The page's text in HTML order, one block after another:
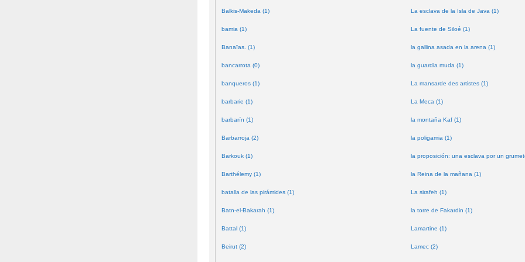
Balkis-Makeda (1)
bamia (1)
Banaïas. (1)
bancarrota (0)
banqueros (1)
barbarie (1)
barbarín (1)
Barbarroja (2)
Barkouk (1)
Barthélemy (1)
batalla de las pirámides (1)
Batn-el-Bakarah (1)
Battal (1)
Beirut (2)
La esclava de la Isla de Java (1)
La fuente de Siloé (1)
la gallina asada en la arena (1)
la guardia muda (1)
La mansarde des artistes (1)
La Meca (1)
la montaña Kaf (1)
la poligamia (1)
la proposición: una esclava por un
la Reina de la mañana (1)
La sirafeh (1)
la torre de Fakardin (1)
Lamartine (1)
Lamec (2)